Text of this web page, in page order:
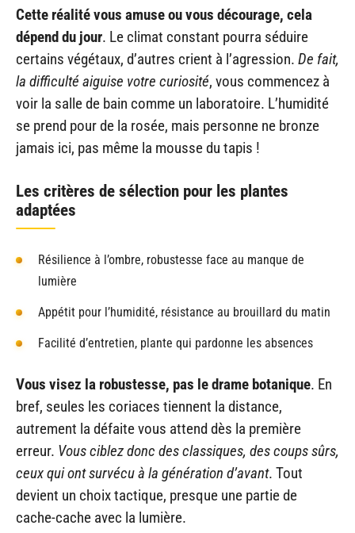
Cette réalité vous amuse ou vous décourage, cela
dépend du jour. Le climat constant pourra séduire
certains végétaux, d’autres crient à l’agression. De fait,
la difficulté aiguise votre curiosité, vous commencez à
voir la salle de bain comme un laboratoire. L’humidité
se prend pour de la rosée, mais personne ne bronze
jamais ici, pas même la mousse du tapis !
Les critères de sélection pour les plantes
adaptées
Résilience à l’ombre, robustesse face au manque de
lumière
Appétit pour l’humidité, résistance au brouillard du matin
Facilité d’entretien, plante qui pardonne les absences
Vous visez la robustesse, pas le drame botanique. En
bref, seules les coriaces tiennent la distance,
autrement la défaite vous attend dès la première
erreur. Vous ciblez donc des classiques, des coups sûrs,
ceux qui ont survécu à la génération d’avant. Tout
devient un choix tactique, presque une partie de
cache-cache avec la lumière.